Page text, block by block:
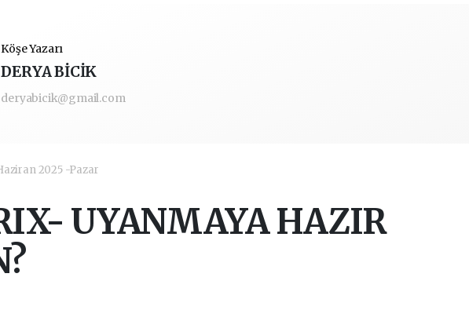
Köşe Yazarı
DERYA BİCİK
deryabicik@gmail.com
2025 -Pazar
UYANMAYA HAZIR